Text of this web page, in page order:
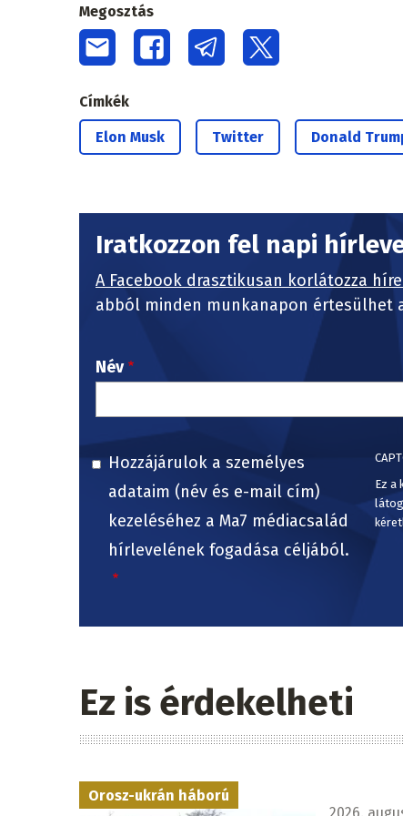
Megosztás
Címkék
Elon Musk Twitter Donald
Iratkozzon fel napi
A Facebook drasztikusan korlátozza
abból minden munkanapon értesülhet
Név
Hozzájárulok a személyes
adataim (név és e-mail cím)
kezeléséhez a Ma7 médiacsalád
hírlevelének fogadása céljából.
Ez a
Ez is érdekelheti
Orosz-ukrán háború
2026.